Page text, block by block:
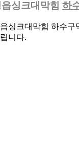
싱크대막힘 하
싱크대막힘 하수구
니다.